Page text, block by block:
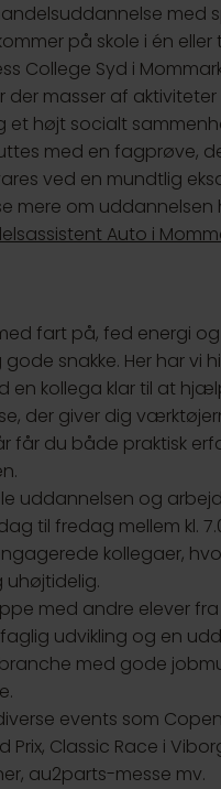
med
på skole i én
College Syd i
der masser af
et højt socialt
med en fagprøve,
ved en mundtlig
mere om uddannelsen
Auto i
fart på, fed energi
snakke. Her har vi
en kollega klar til at
der giver dig
får du både praktisk
uddannelsen og
til fredag mellem kl.
kollegaer,
med andre elever
udvikling og en
med gode
events som
Prix, Classic Race i
au2parts-messe mv.